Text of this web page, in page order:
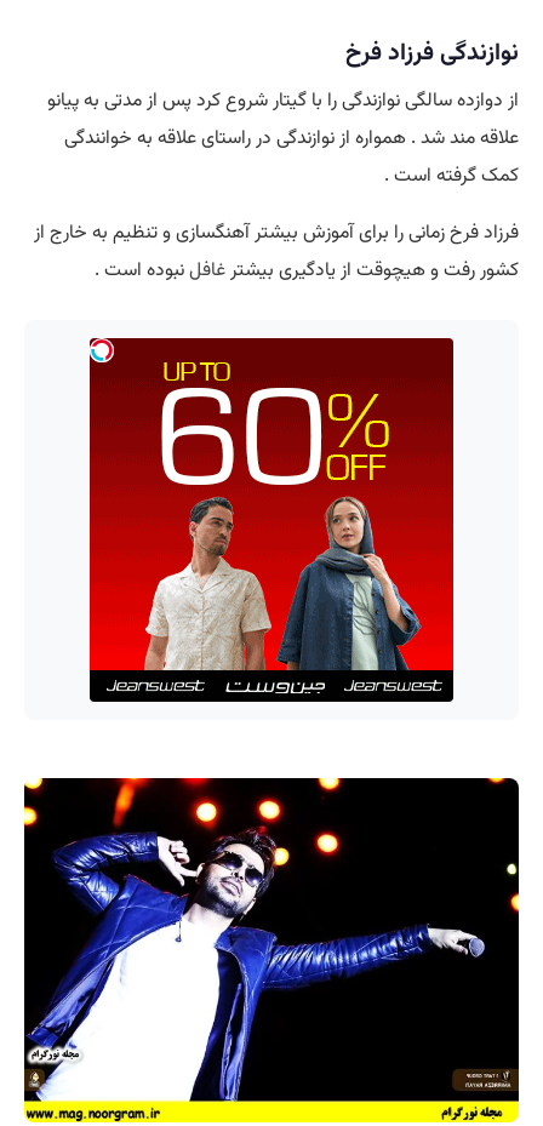
فرزاد فرخ
سالگی نوازندگی را با گیتار شروع کرد پس از مدتی به پیانو
شد . همواره از نوازندگی در راستای علاقه به خوانندگی
است .
زمانی را برای آموزش بیشتر آهنگسازی و تنظیم به خارج از
و هیچوقت از یادگیری بیشترغافلنبوده است .